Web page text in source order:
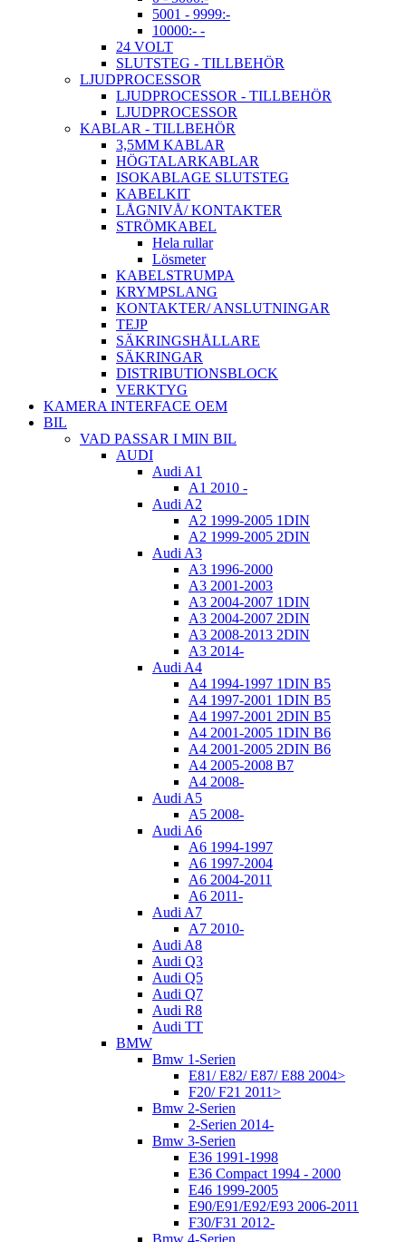
5001 - 9999:-
10000:- -
24 VOLT
SLUTSTEG - TILLBEHÖR
LJUDPROCESSOR
LJUDPROCESSOR - TILLBEHÖR
LJUDPROCESSOR
KABLAR - TILLBEHÖR
3,5MM KABLAR
HÖGTALARKABLAR
ISOKABLAGE SLUTSTEG
KABELKIT
LÅGNIVÅ/ KONTAKTER
STRÖMKABEL
Hela rullar
Lösmeter
KABELSTRUMPA
KRYMPSLANG
KONTAKTER/ ANSLUTNINGAR
TEJP
SÄKRINGSHÅLLARE
SÄKRINGAR
DISTRIBUTIONSBLOCK
VERKTYG
KAMERA INTERFACE OEM
BIL
VAD PASSAR I MIN BIL
AUDI
Audi A1
A1 2010 -
Audi A2
A2 1999-2005 1DIN
A2 1999-2005 2DIN
Audi A3
A3 1996-2000
A3 2001-2003
A3 2004-2007 1DIN
A3 2004-2007 2DIN
A3 2008-2013 2DIN
A3 2014-
Audi A4
A4 1994-1997 1DIN B5
A4 1997-2001 1DIN B5
A4 1997-2001 2DIN B5
A4 2001-2005 1DIN B6
A4 2001-2005 2DIN B6
A4 2005-2008 B7
A4 2008-
Audi A5
A5 2008-
Audi A6
A6 1994-1997
A6 1997-2004
A6 2004-2011
A6 2011-
Audi A7
A7 2010-
Audi A8
Audi Q3
Audi Q5
Audi Q7
Audi R8
Audi TT
BMW
Bmw 1-Serien
E81/ E82/ E87/ E88 2004>
F20/ F21 2011>
Bmw 2-Serien
2-Serien 2014-
Bmw 3-Serien
E36 1991-1998
E36 Compact 1994 - 2000
E46 1999-2005
E90/E91/E92/E93 2006-2011
F30/F31 2012-
Bmw 4-Serien